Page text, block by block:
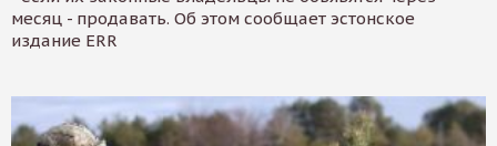
месяц - продавать. Об этом сообщает эстонское
издание ERR